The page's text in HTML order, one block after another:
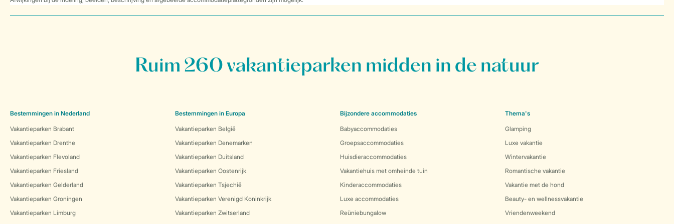
Ruim 260 vakantieparken midden in de natuur
Bestemmingen in Nederland
Vakantieparken Brabant
Vakantieparken Drenthe
Vakantieparken Flevoland
Vakantieparken Friesland
Vakantieparken Gelderland
Vakantieparken Groningen
Vakantieparken Limburg
Bestemmingen in Europa
Vakantieparken België
Vakantieparken Denemarken
Vakantieparken Duitsland
Vakantieparken Oostenrijk
Vakantieparken Tsjechië
Vakantieparken Verenigd Koninkrijk
Vakantieparken Zwitserland
Bijzondere accommodaties
Babyaccommodaties
Groepsaccommodaties
Huisdieraccommodaties
Vakantiehuis met omheinde tuin
Kinderaccommodaties
Luxe accommodaties
Reüniebungalow
Thema's
Glamping
Luxe vakantie
Wintervakantie
Romantische vakantie
Vakantie met de hond
Beauty- en wellnessvakantie
Vriendenweekend